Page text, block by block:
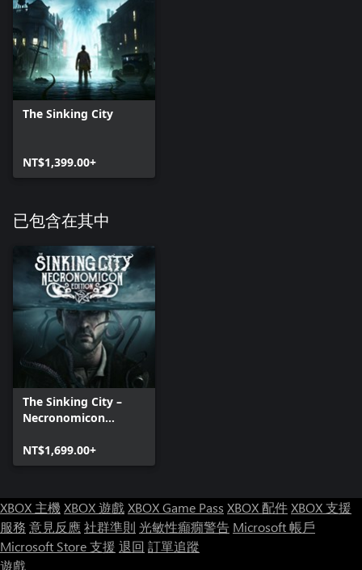
The Sinking City
NT$1,399.00+
已包含在其中
The Sinking City –
Necronomicon
NT$1,699.00+
XBOX 主機XBOX 遊戲XBOX Game Pass XBOX 配件XBOX 支援
服務 意見反應社群準則 光敏性癲癇警告 Microsoft 帳戶
Microsoft Store 支援 退回 訂單追蹤
遊戲